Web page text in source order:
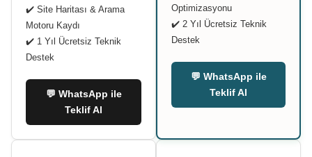
✔️ Site Haritası & Arama
Motoru Kaydı
✔️ 1 Yıl Ücretsiz Teknik
Destek
💬 WhatsApp ile
Teklif Al
Optimizasyonu
✔️ 2 Yıl Ücretsiz Teknik
Destek
💬 WhatsApp ile
Teklif Al